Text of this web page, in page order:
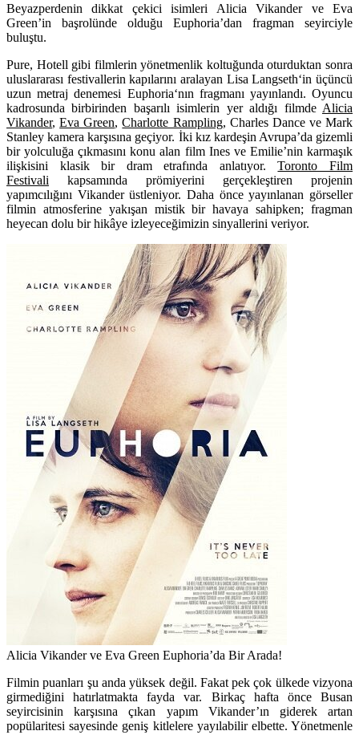
Beyazperdenin dikkat çekici isimleri Alicia Vikander ve Eva
Green’in başrolünde olduğu Euphoria’dan fragman seyirciyle
buluştu.
Pure, Hotell gibi filmlerin yönetmenlik koltuğunda oturduktan sonra
uluslararası festivallerin kapılarını aralayan Lisa Langseth‘in üçüncü
uzun metraj denemesi Euphoria‘nın fragmanı yayınlandı. Oyuncu
kadrosunda birbirinden başarılı isimlerin yer aldığı filmde Alicia
Vikander,Eva Green,Charlotte Rampling, Charles Danceve Mark
Stanley kamera karşısına geçiyor. İki kız kardeşin Avrupa’da gizemli
bir yolculuğa çıkmasını konu alan film Ines ve Emilie’nin karmaşık
ilişkisini klasik bir dram etrafında anlatıyor.Toronto Film
Festivali
kapsamında prömiyerini gerçekleştiren projenin
yapımcılığını Vikander üstleniyor. Daha önce yayınlanan görseller
filmin atmosferine yakışan mistik bir havaya sahipken; fragman
heyecan dolu bir hikâye izleyeceğimizin sinyallerini veriyor.
Alicia Vikander ve Eva Green Euphoria’da Bir Arada!
Filmin puanları şu anda yüksek değil. Fakat pek çok ülkede vizyona
girmediğini hatırlatmakta fayda var. Birkaç hafta önce Busan
seyircisinin karşısına çıkan yapım Vikander’ın giderek artan
popülaritesi sayesinde geniş kitlelere yayılabilir elbette. Yönetmenle